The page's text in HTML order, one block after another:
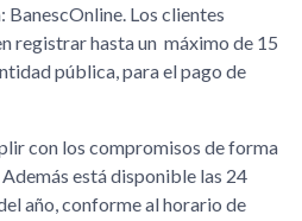
BanescOnline. Los clientes
registrar hasta un máximo de 15
pública, para el pago de
con los compromisos de forma
está disponible las 24
año, conforme al horario de